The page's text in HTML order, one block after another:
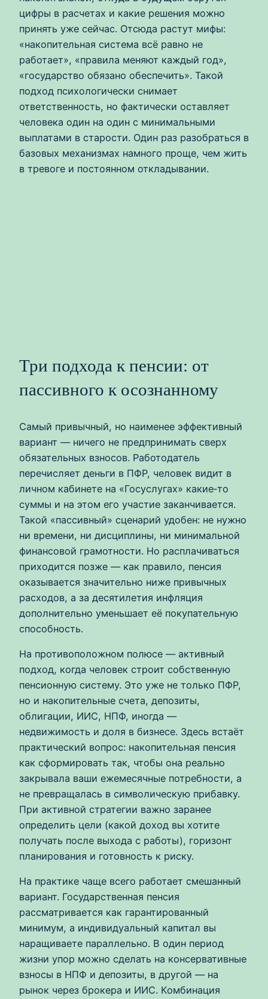
цифры в расчетах и какие решения можно
принять уже сейчас. Отсюда растут мифы:
«накопительная система всё равно не
работает», «правила меняют каждый год»,
«государство обязано обеспечить». Такой
подход психологически снимает
ответственность, но фактически оставляет
человека один на один с минимальными
выплатами в старости. Один раз разобраться в
базовых механизмах намного проще, чем жить
в тревоге и постоянном откладывании.
Три подхода к пенсии: от
пассивного к осознанному
Самый привычный, но наименее эффективный
вариант — ничего не предпринимать сверх
обязательных взносов. Работодатель
перечисляет деньги в ПФР, человек видит в
личном кабинете на «Госуслугах» какие‑то
суммы и на этом его участие заканчивается.
Такой «пассивный» сценарий удобен: не нужно
ни времени, ни дисциплины, ни минимальной
финансовой грамотности. Но расплачиваться
приходится позже — как правило, пенсия
оказывается значительно ниже привычных
расходов, а за десятилетия инфляция
дополнительно уменьшает её покупательную
способность.
На противоположном полюсе — активный
подход, когда человек строит собственную
пенсионную систему. Это уже не только ПФР,
но и накопительные счета, депозиты,
облигации, ИИС, НПФ, иногда —
недвижимость и доля в бизнесе. Здесь встаёт
практический вопрос: накопительная пенсия
как сформировать так, чтобы она реально
закрывала ваши ежемесячные потребности, а
не превращалась в символическую прибавку.
При активной стратегии важно заранее
определить цели (какой доход вы хотите
получать после выхода с работы), горизонт
планирования и готовность к риску.
На практике чаще всего работает смешанный
вариант. Государственная пенсия
рассматривается как гарантированный
минимум, а индивидуальный капитал вы
наращиваете параллельно. В один период
жизни упор можно сделать на консервативные
взносы в НПФ и депозиты, в другой — на
рынок через брокера и ИИС. Комбинация